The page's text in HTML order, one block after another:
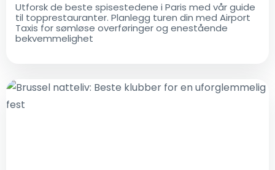
Utforsk de beste spisestedene i Paris med vår guide
til topprestauranter. Planlegg turen din med Airport
Taxis for sømløse overføringer og enestående
bekvemmelighet